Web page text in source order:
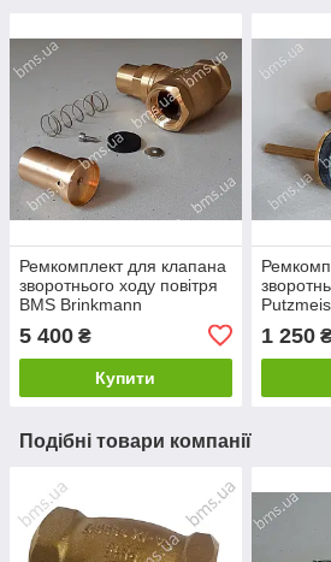
Ремкомплект для клапана
зворотнього ходу повітря
BMS Brinkmann
5 400 ₴
Купити
1 250
Подібні товари компанії